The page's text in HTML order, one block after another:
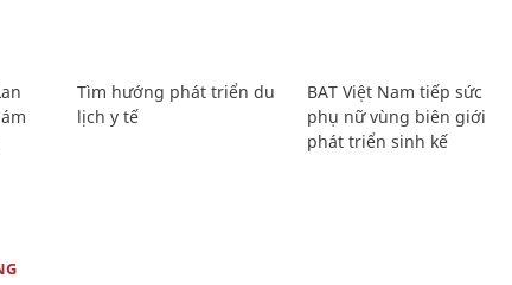
Tìm hướng phát triển du
lịch y tế
BAT Việt Nam tiếp sức
phụ nữ vùng biên giới
phát triển sinh kế